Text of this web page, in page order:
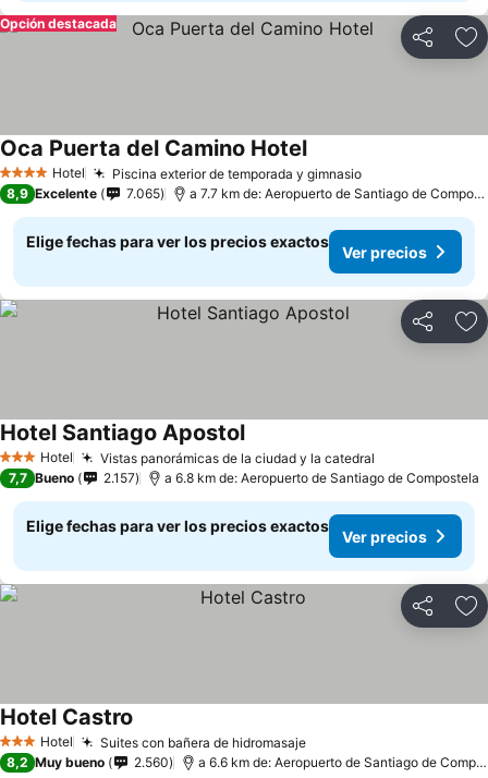
Compartir
Opción destacada
4 EstrellasHotel Piscina exterior de temporada y gimnasio
Oca Puerta del Camino Hotel
8,9 Excelente 7.065 a 7.7 km de: Aeropuerto de Santiago de Compostela
Elige fechas para ver los precios exactos
Ver precios
Compartir
3 Estrellas
Hotel Vistas panorámicas de la ciudad y la catedral
Hotel Santiago Apostol
7,7 Bueno 2.157 a 6.8 km de: Aeropuerto de Santiago de Compostela
Elige fechas para ver los precios exactos
Ver precios
Compartir
3 Estrellas
Hotel Suites con bañera de hidromasaje
Hotel Castro
8,2 Muy bueno 2.560 a 6.6 km de: Aeropuerto de Santiago de Compostela